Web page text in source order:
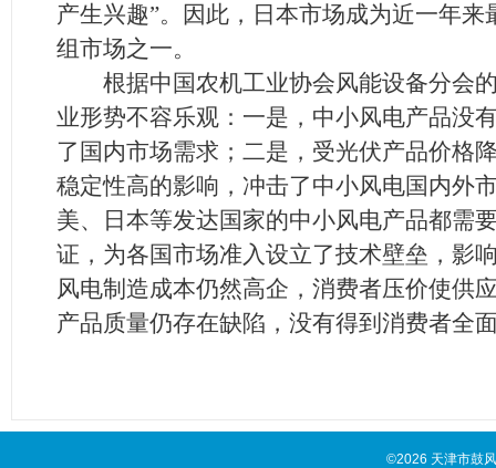
产生兴趣”。因此，日本市场成为近一年
组市场之一。
根据中国农机工业协会风能设备分会
业形势不容乐观：一是，中小风电产品没
了国内市场需求；二是，受光伏产品价格
稳定性高的影响，冲击了中小风电国内外
美、日本等发达国家的中小风电产品都需
证，为各国市场准入设立了技术壁垒，影
风电制造成本仍然高企，消费者压价使供
产品质量仍存在缺陷，没有得到消费者全
©2026 天津市鼓